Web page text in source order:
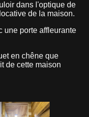
dans l'optique de
de la maison.
une porte affleurante
en chêne que
de cette maison